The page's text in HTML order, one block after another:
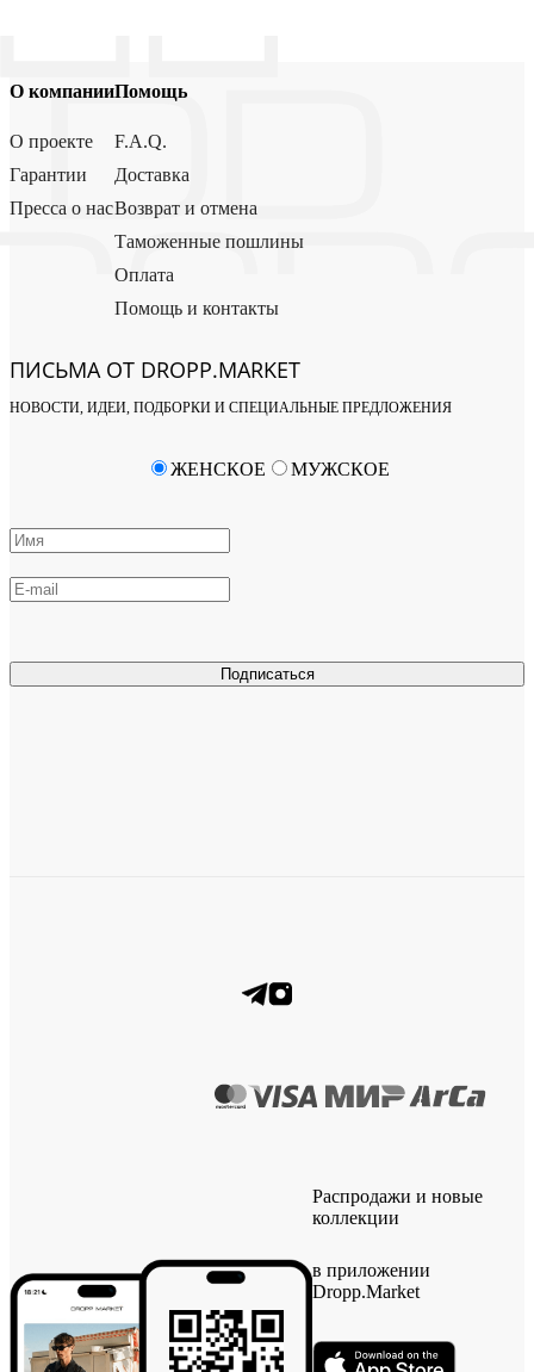
О компании
О проекте
Гарантии
Пресса о нас
Помощь
F.A.Q.
Доставка
Возврат и отмена
Таможенные пошлины
Оплата
Помощь и контакты
ПИСЬМА ОТ DROPP.MARKET
НОВОСТИ, ИДЕИ, ПОДБОРКИ И СПЕЦИАЛЬНЫЕ ПРЕДЛОЖЕНИЯ
Подписаться
ЖЕНСКОЕ МУЖСКОЕ
Распродажи и новые
коллекции
в приложении
Dropp.Market